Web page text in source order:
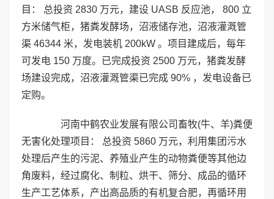
目： 总投资 2830 万元，建设 UASB 反应池， 800 立
方米储气柜，猪粪发酵场，沼液储存池，沼液灌溉管
渠 46344 米，发电装机 200kW 。项目建成后，每年
可发电 150 万度。已完成投资 2500 万元，猪粪发酵
场建设完成，沼液灌溉管渠已完成 90% ，发电设备已
定购。
河南中鹤农业发展有限公司畜牧(牛、羊)粪便
无害化处理项目： 总投资 5860 万元，利用集团污水
处理后产生的污泥、养殖业产生的动物粪便等其他边
角废料，经过腐化、制粒、烘干、筛分、成品的循环
生产工艺体系，产出高品质的有机复合肥，再循环用